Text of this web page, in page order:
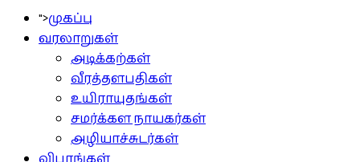
">முகப்பு
வரலாறுகள்
அடிக்கற்கள்
வீரத்தளபதிகள்
உயிராயுதங்கள்
சமர்க்கள நாயகர்கள்
அழியாச்சுடர்கள்